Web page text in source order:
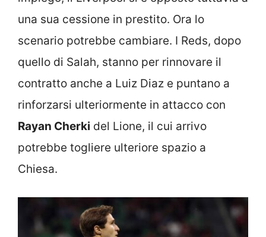
una sua cessione in prestito. Ora lo
scenario potrebbe cambiare. I Reds, dopo
quello di Salah, stanno per rinnovare il
contratto anche a Luiz Diaz e puntano a
rinforzarsi ulteriormente in attacco con
Rayan Cherki del Lione, il cui arrivo
potrebbe togliere ulteriore spazio a
Chiesa.